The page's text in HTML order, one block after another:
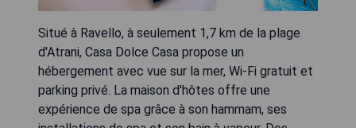
Situé à Ravello, à seulement 1,7 km de la plage
d'Atrani, Casa Dolce Casa propose un
hébergement avec vue sur la mer, Wi-Fi gratuit et
parking privé. La maison d'hôtes offre une
expérience de spa grâce à son hammam, ses